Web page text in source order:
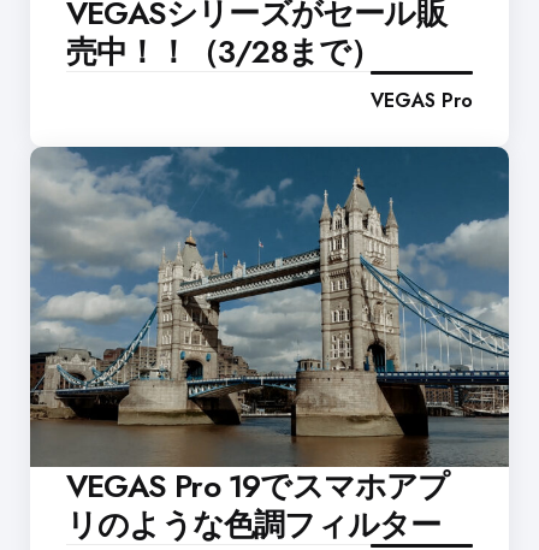
VEGASシリーズがセール販
売中！！（3/28まで）
VEGAS Pro
VEGAS Pro 19でスマホアプ
リのような色調フィルター